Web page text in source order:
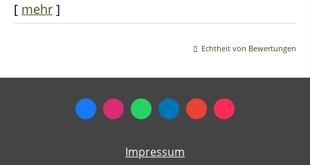
[ mehr ]
Echtheit von Bewertungen
Impressum